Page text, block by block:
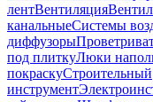
лентВентиляция
канальныеСистемы
диффузоры
под плиткуЛюки
покраскуСтроительный
инструмент